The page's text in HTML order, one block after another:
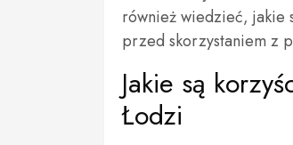
również wiedzieć, jakie
przed skorzystaniem z
Jakie są
Łodzi